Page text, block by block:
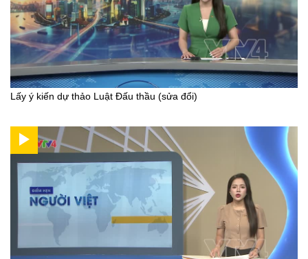
Lấy ý kiến dự thảo Luật Đấu thầu (sửa đổi)